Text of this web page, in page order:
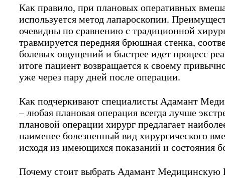
Как правило, при плановых оперативных
используется метод лапароскопии.
очевидны по сравнению с традиционной
травмируется передняя брюшная стенка,
болевых ощущений и быстрее идет процесс
итоге пациент возвращается к своему
уже через пару дней после операции.
Как подчеркивают специалисты Адамант
– любая плановая операция всегда лучше
плановой операции хирург предлагает
наименее болезненный вид хирургического
исходя из имеющихся показаний и состояния
Почему стоит выбрать Адамант Медицинскую